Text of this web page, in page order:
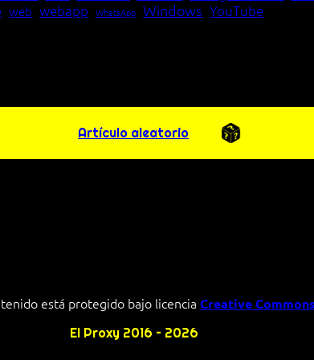
web webapp WhatsApp Windows YouTube
Artículo aleatorio
está protegido bajo licencia Creative
El Proxy 2016 – 2026